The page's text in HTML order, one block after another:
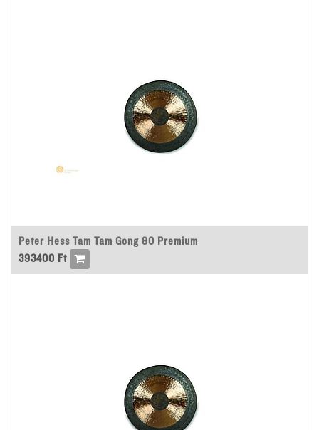
Peter Hess Tam Tam Gong 80 Premium
393400 Ft